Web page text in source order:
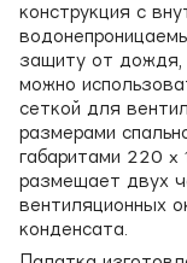
конструкция с
защиту от дождя,
можно
сеткой для
размерами
габаритами 220 x
размещает двух
вентиляционных
конденсата.